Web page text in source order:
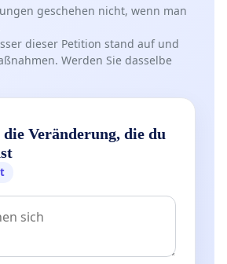
geschehen nicht, wenn man
dieser Petition stand auf und
Werden Sie dasselbe
die Veränderung, die du